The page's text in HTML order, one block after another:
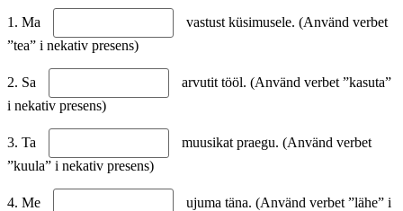
1. Ma
vastust küsimusele. (Använd verbet
”tea” i nekativ presens)
2. Sa
arvutit tööl. (Använd verbet ”kasuta”
i nekativ presens)
3. Ta
muusikat praegu. (Använd verbet
”kuula” i nekativ presens)
4. Me
ujuma täna. (Använd verbet ”lähe” i